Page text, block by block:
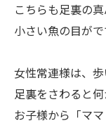
こちらも足裏の
小さい魚の目が
女性常連様は、歩
足裏をさわると
お子様から「マ